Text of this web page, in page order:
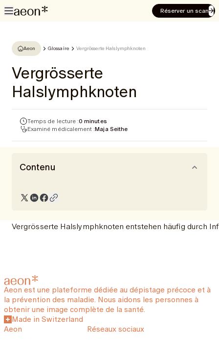
Réserver un scan
Aeon Glossaire Vergrösserte Halslymphknoten
Vergrösserte
Halslymphknoten
Temps de lecture :0 minutes
Examiné médicalement :Maja Seithe
Contenu
Vergrösserte Halslymphknoten entstehen häufig durch
Aeon est une plateforme dédiée au dépistage précoce et à
la prévention des maladie. Nous aidons les personnes à
obtenir une image complète de la santé.
Made in Switzerland
Aeon
Réseaux sociaux